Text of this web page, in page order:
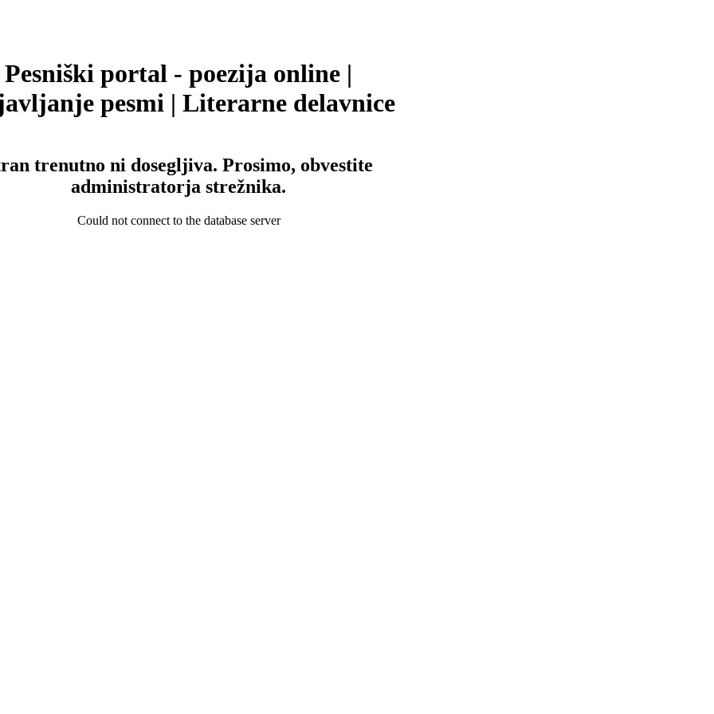
Pesniški portal - poezija online |
pesmi | Literarne delavnice
trenutno ni dosegljiva. Prosimo, obvestite
administratorja strežnika.
Could not connect to the database server